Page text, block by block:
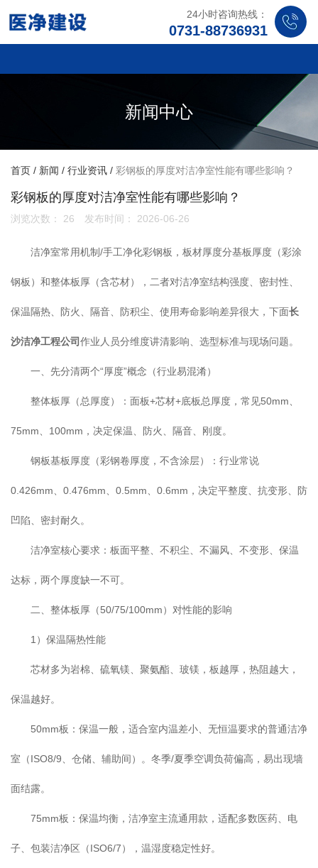
24小时咨询热线：
0731-88736931
新闻中心
首页 / 新闻 / 行业资讯 / 彩钢板的厚度对洁净室性能有哪些影响？
彩钢板的厚度对洁净室性能有哪些影响？
浏览次数： 26 发布时间： 2026-06-26
洁净室常用机制/手工净化彩钢板，板材厚度分基板厚度（彩涂
钢板）和整体板厚（含芯材），二者对洁净室结构强度、密封性、
保温隔热、防火、隔音、防积尘、使用寿命影响差异很大，下面长
沙洁净工程公司作业人员分维度讲清影响、选型标准与现场问题。
一、先分清两个“厚度”概念（行业易混淆）
整体板厚（总厚度）：面板+芯材+底板总厚度，常见50mm、
75mm、100mm，决定保温、防火、隔音、刚度。
钢板基板厚度（彩钢卷厚度，不含涂层）：行业常说
0.426mm、0.476mm、0.5mm、0.6mm，决定平整度、抗变形、防
凹陷、密封耐久。
洁净室核心要求：板面平整、不积尘、不漏风、不变形、保温
达标，两个厚度缺一不可。
二、整体板厚（50/75/100mm）对性能的影响
1）保温隔热性能
芯材多为岩棉、硫氧镁、聚氨酯、玻镁，板越厚，热阻越大，
保温越好。
50mm板：保温一般，适合室内温差小、无恒温要求的普通洁净
室（ISO8/9、仓储、辅助间）。冬季/夏季空调负荷偏高，易出现墙
面结露。
75mm板：保温均衡，洁净室主流通用款，适配多数医药、电
子、包装洁净区（ISO6/7），温湿度稳定性好。